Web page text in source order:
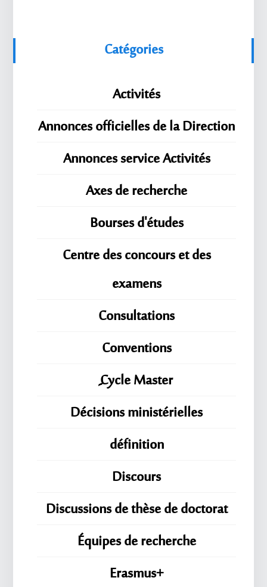
Catégories
Activités
Annonces officielles de la Direction
Annonces service Activités
Axes de recherche
Bourses d'études
Centre des concours et des
examens
Consultations
Conventions
ِِِCycle Master
Décisions ministérielles
définition
Discours
Discussions de thèse de doctorat
Équipes de recherche
Erasmus+